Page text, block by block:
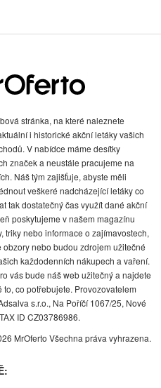
stránka, na které naleznete
i historické akční letáky vašich
V nabídce máme desítky
značek a neustále pracujeme na
Náš tým zajišťuje, abyste měli
veškeré nadcházející letáky co
tak dostatečný čas využít dané akční
poskytujeme v našem magazínu
triky nebo informace o zajímavostech,
obzory nebo budou zdrojem užitečné
každodenních nákupech a vaření.
vás bude náš web užitečný a najdete
to, co potřebujete. Provozovatelem
s.r.o., Na Poříčí 1067/25, Nové
ID CZ03786986.
MrOferto Všechna práva vyhrazena.